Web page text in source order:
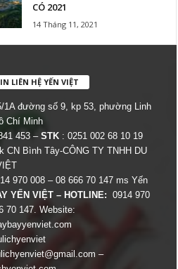
CÓ 2021
14 Tháng 11, 2021
LIÊN HỆ YẾN VIỆT
1A đường số 9, kp 53, phường Linh
Chí Minh
453 – STK: 0251 002 68 10 19
CN Bình Tây-CÔNG TY TNHH DU
970 008 – 08 666 70 147 ms Yến
YẾN VIỆT – HOTLINE: 0914 970
70 147. Website:
–